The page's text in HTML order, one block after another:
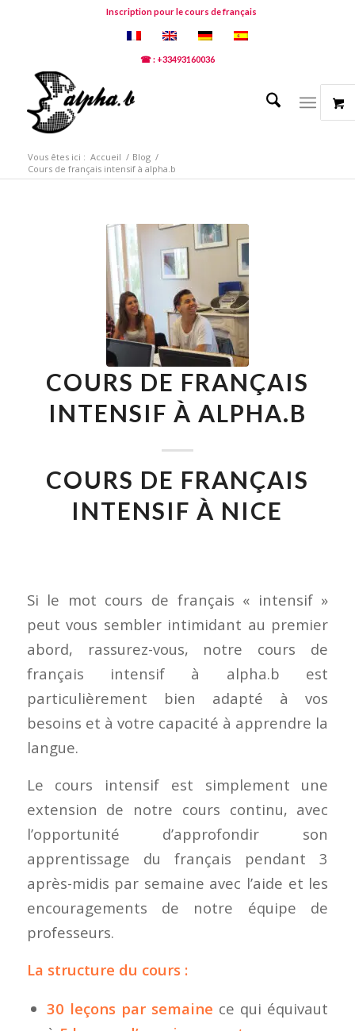
Inscription pour le cours de français
☎ : +33493160036
Vous êtes ici : Accueil / Blog /
Cours de français intensif à alpha.b
COURS DE FRANÇAIS
INTENSIF À ALPHA.B
COURS DE FRANÇAIS
INTENSIF À NICE
Si le mot cours de français « intensif »
peut vous sembler intimidant au premier
abord, rassurez-vous, notre cours de
français intensif à alpha.b est
particulièrement bien adapté à vos
besoins et à votre capacité à apprendre la
langue.
Le cours intensif est simplement une
extension de notre cours continu, avec
l’opportunité d’approfondir son
apprentissage du français pendant 3
après-midis par semaine avec l’aide et les
encouragements de notre équipe de
professeurs.
La structure du cours :
30 leçons par semaine ce qui équivaut